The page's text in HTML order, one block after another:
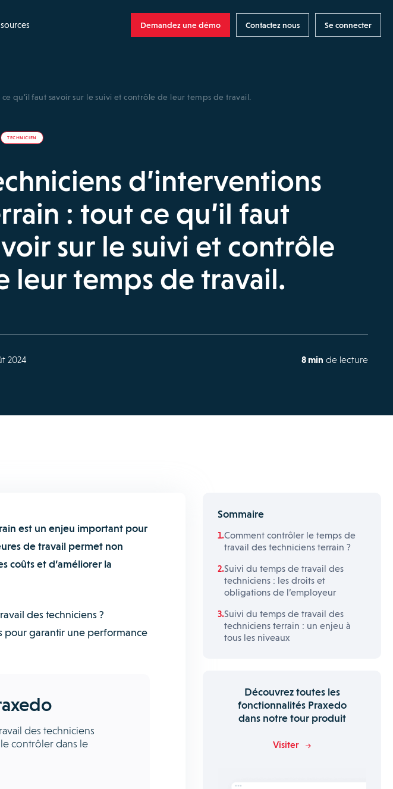
Demandez une démo Contactez nous Se connecter
qu’il faut savoir sur le suivi et contrôle de leur temps de travail.
TECHNICIEN
d’interventions
: tout ce qu’il faut
sur le suivi et contrôle
leur temps de travail.
2024 8 min de lecture
est un enjeu important pour
de travail permet non
coûts et d’améliorer la
des techniciens ?
pour garantir une performance
des techniciens
contrôler dans le
Sommaire
Comment contrôler le temps de
travail des techniciens terrain ?
Suivi du temps de travail des
techniciens : les droits et
obligations de l’employeur
Suivi du temps de travail des
techniciens terrain : un enjeu à
tous les niveaux
Découvrez toutes les
fonctionnalités Praxedo
dans notre tour produit
Visiter